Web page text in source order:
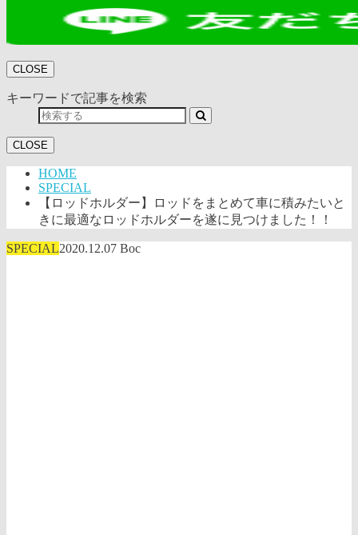
CLOSE
キーワードで記事を検索
CLOSE
HOME
SPECIAL
【ロッドホルダー】ロッドをまとめて車に積みたいと
きに最適なロッドホルダーを遂に見つけました！！
SPECIAL2020.12.07 Boc